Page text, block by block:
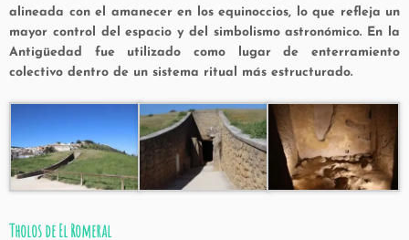
alineada con el amanecer en los equinoccios, lo que refleja un
mayor control del espacio y del simbolismo astronómico. En la
Antigüedad fue utilizado como lugar de enterramiento
colectivo dentro de un sistema ritual más estructurado.
Tholos de El Romeral